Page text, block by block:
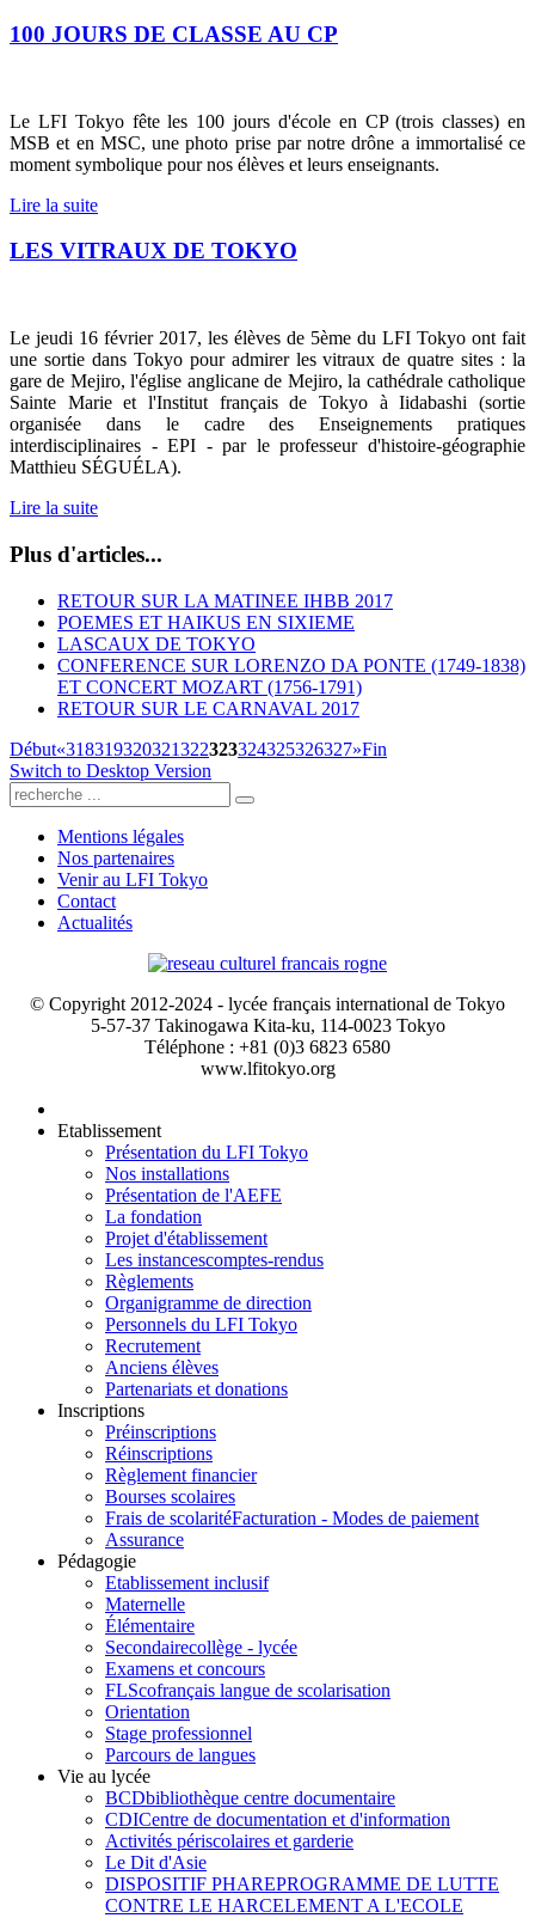
100 JOURS DE CLASSE AU CP
Le LFI Tokyo fête les 100 jours d'école en CP (trois classes) en
MSB et en MSC, une photo prise par notre drône a immortalisé ce
moment symbolique pour nos élèves et leurs enseignants.
Lire la suite
LES VITRAUX DE TOKYO
Le jeudi 16 février 2017, les élèves de 5ème du LFI Tokyo ont fait
une sortie dans Tokyo pour admirer les vitraux de quatre sites : la
gare de Mejiro, l'église anglicane de Mejiro, la cathédrale catholique
Sainte Marie et l'Institut français de Tokyo à Iidabashi (sortie
organisée dans le cadre des Enseignements pratiques
interdisciplinaires - EPI - par le professeur d'histoire-géographie
Matthieu SÉGUÉLA).
Lire la suite
Plus d'articles...
RETOUR SUR LA MATINEE IHBB 2017
POEMES ET HAIKUS EN SIXIEME
LASCAUX DE TOKYO
CONFERENCE SUR LORENZO DA PONTE (1749-1838)
ET CONCERT MOZART (1756-1791)
RETOUR SUR LE CARNAVAL 2017
Début«318319320321322323324325326327»Fin
Switch to Desktop Version
Mentions légales
Nos partenaires
Venir au LFI Tokyo
Contact
Actualités
© Copyright 2012-2024 - lycée français international de Tokyo
5-57-37 Takinogawa Kita-ku, 114-0023 Tokyo
Téléphone : +81 (0)3 6823 6580
www.lfitokyo.org
Etablissement
Présentation du LFI Tokyo
Nos installations
Présentation de l'AEFE
La fondation
Projet d'établissement
Les instancescomptes-rendus
Règlements
Organigramme de direction
Personnels du LFI Tokyo
Recrutement
Anciens élèves
Partenariats et donations
Inscriptions
Préinscriptions
Réinscriptions
Règlement financier
Bourses scolaires
Frais de scolaritéFacturation - Modes de paiement
Assurance
Pédagogie
Etablissement inclusif
Maternelle
Élémentaire
Secondairecollège - lycée
Examens et concours
FLScofrançais langue de scolarisation
Orientation
Stage professionnel
Parcours de langues
Vie au lycée
BCDbibliothèque centre documentaire
CDICentre de documentation et d'information
Activités périscolaires et garderie
Le Dit d'Asie
DISPOSITIF PHAREPROGRAMME DE LUTTE
CONTRE LE HARCELEMENT A L'ECOLE